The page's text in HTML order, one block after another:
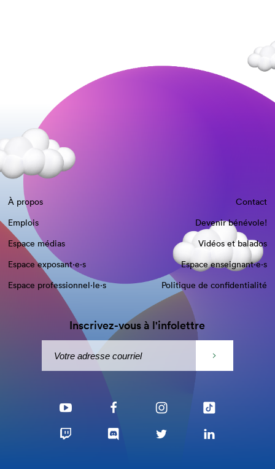
À propos
Contact
Emplois
Devenir bénévole!
Espace médias
Vidéos et balados
Espace exposant·e⋅s
Espace enseignant·e⋅s
Espace professionnel·le⋅s
Politique de confidentialité
Inscrivez-vous à l'infolettre